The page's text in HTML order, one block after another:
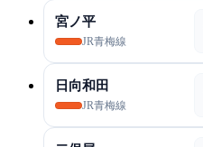
宮ノ平
JR青梅線
日向和田
JR青梅線